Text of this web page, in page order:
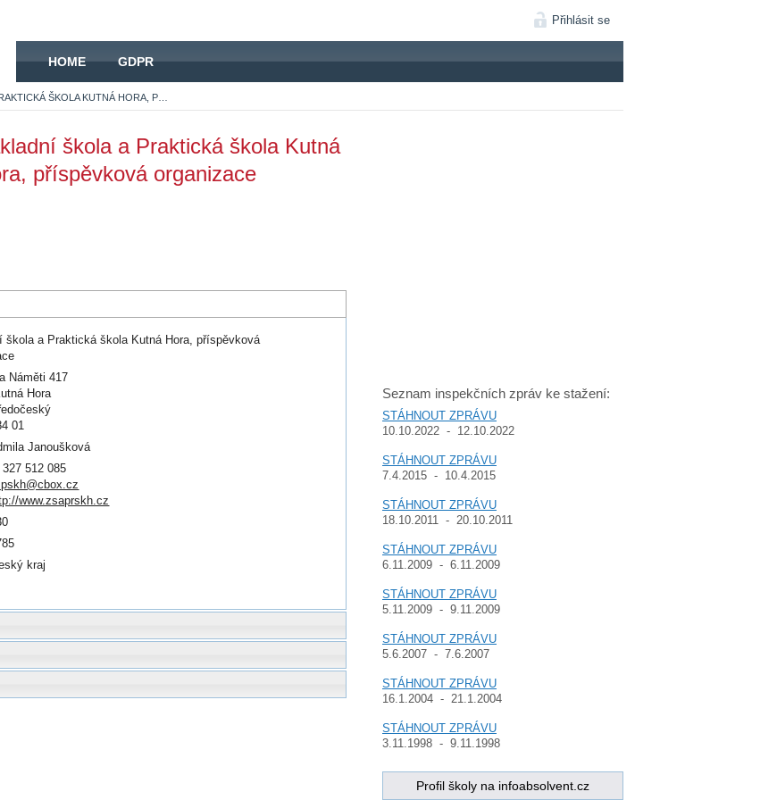
Přihlásit se
HOME GDPR
Seznam inspekčních zpráv ke stažení:
STÁHNOUT ZPRÁVU
10.10.2022 - 12.10.2022
STÁHNOUT ZPRÁVU
7.4.2015 - 10.4.2015
STÁHNOUT ZPRÁVU
18.10.2011 - 20.10.2011
STÁHNOUT ZPRÁVU
6.11.2009 - 6.11.2009
STÁHNOUT ZPRÁVU
5.11.2009 - 9.11.2009
STÁHNOUT ZPRÁVU
5.6.2007 - 7.6.2007
STÁHNOUT ZPRÁVU
16.1.2004 - 21.1.2004
STÁHNOUT ZPRÁVU
3.11.1998 - 9.11.1998
Profil školy na infoabsolvent.cz
škola a Praktická škola Kutná
příspěvková organizace
škola a Praktická škola Kutná Hora, příspěvková
Náměti 417
Hora
01
Janoušková
512 085
www.zsaprskh.cz
kraj